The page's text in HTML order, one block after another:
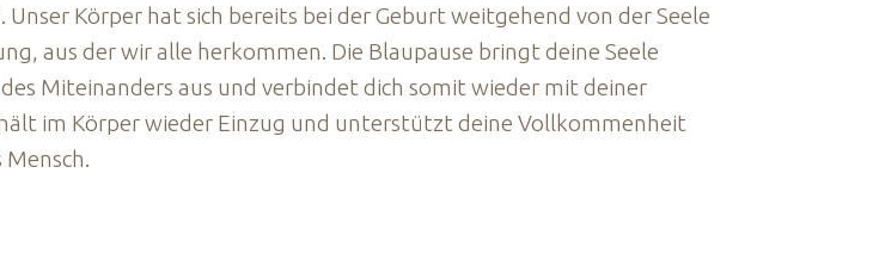
Körper hat sich bereits bei der Geburt weitgehend von der Seele
aus der wir alle herkommen. Die Blaupause bringt deine Seele
Miteinanders aus und verbindet dich somit wieder mit deiner
im Körper wieder Einzug und unterstützt deine Vollkommenheit